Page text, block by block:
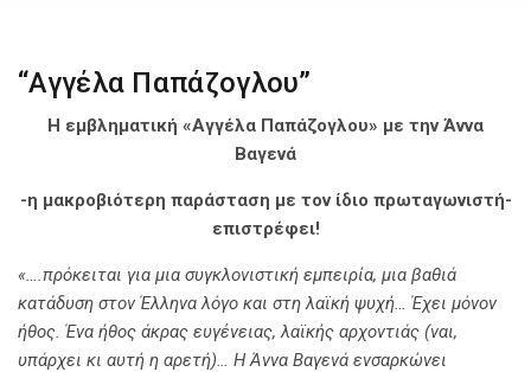
“Αγγέλα Παπάζογλου”
Η εμβληματική «Αγγέλα Παπάζογλου» με την Άννα
Βαγενά
-η μακροβιότερη παράσταση με τον ίδιο πρωταγωνιστή-
επιστρέφει!
«….πρόκειται για μια συγκλονιστική εμπειρία, μια βαθιά
κατάδυση στον Έλληνα λόγο και στη λαϊκή ψυχή… Έχει μόνον
ήθος. Ένα ήθος άκρας ευγένειας, λαϊκής αρχοντιάς (ναι,
υπάρχει κι αυτή η αρετή)… Η Άννα Βαγενά ενσαρκώνει